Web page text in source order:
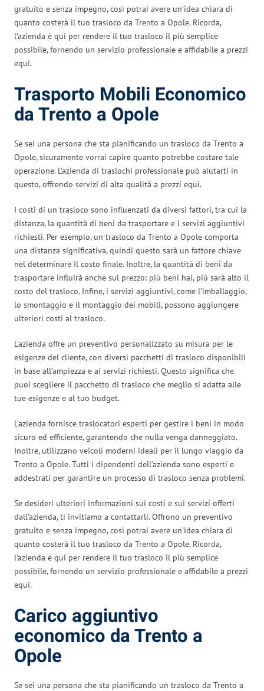
gratuito e senza impegno, così potrai avere un’idea chiara di
quanto costerà il tuo trasloco da Trento a Opole. Ricorda,
l’azienda è qui per rendere il tuo trasloco il più semplice
possibile, fornendo un servizio professionale e affidabile a prezzi
equi.
Trasporto Mobili Economico
da Trento a Opole
Se sei una persona che sta pianificando un trasloco da Trento a
Opole, sicuramente vorrai capire quanto potrebbe costare tale
operazione. L’azienda di traslochi professionale può aiutarti in
questo, offrendo servizi di alta qualità a prezzi equi.
I costi di un trasloco sono influenzati da diversi fattori, tra cui la
distanza, la quantità di beni da trasportare e i servizi aggiuntivi
richiesti. Per esempio, un trasloco da Trento a Opole comporta
una distanza significativa, quindi questo sarà un fattore chiave
nel determinare il costo finale. Inoltre, la quantità di beni da
trasportare influirà anche sul prezzo: più beni hai, più sarà alto il
costo del trasloco. Infine, i servizi aggiuntivi, come l’imballaggio,
lo smontaggio e il montaggio dei mobili, possono aggiungere
ulteriori costi al trasloco.
L’azienda offre un preventivo personalizzato su misura per le
esigenze del cliente, con diversi pacchetti di trasloco disponibili
in base all’ampiezza e ai servizi richiesti. Questo significa che
puoi scegliere il pacchetto di trasloco che meglio si adatta alle
tue esigenze e al tuo budget.
L’azienda fornisce traslocatori esperti per gestire i beni in modo
sicuro ed efficiente, garantendo che nulla venga danneggiato.
Inoltre, utilizzano veicoli moderni ideali per il lungo viaggio da
Trento a Opole. Tutti i dipendenti dell’azienda sono esperti e
addestrati per garantire un processo di trasloco senza problemi.
Se desideri ulteriori informazioni sui costi e sui servizi offerti
dall’azienda, ti invitiamo a contattarli. Offrono un preventivo
gratuito e senza impegno, così potrai avere un’idea chiara di
quanto costerà il tuo trasloco da Trento a Opole. Ricorda,
l’azienda è qui per rendere il tuo trasloco il più semplice
possibile, fornendo un servizio professionale e affidabile a prezzi
equi.
Carico aggiuntivo
economico da Trento a
Opole
Se sei una persona che sta pianificando un trasloco da Trento a